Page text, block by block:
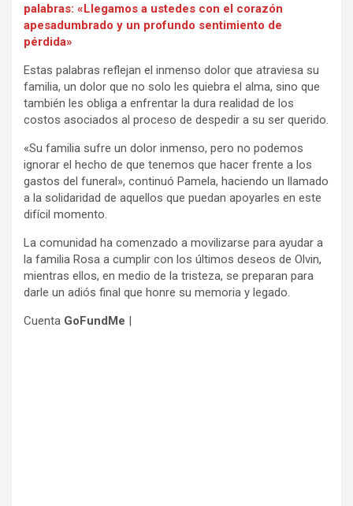
palabras: «Llegamos a ustedes con el corazón
apesadumbrado y un profundo sentimiento de
pérdida»
Estas palabras reflejan el inmenso dolor que atraviesa su
familia, un dolor que no solo les quiebra el alma, sino que
también les obliga a enfrentar la dura realidad de los
costos asociados al proceso de despedir a su ser querido.
«Su familia sufre un dolor inmenso, pero no podemos
ignorar el hecho de que tenemos que hacer frente a los
gastos del funeral», continuó Pamela, haciendo un llamado
a la solidaridad de aquellos que puedan apoyarles en este
difícil momento.
La comunidad ha comenzado a movilizarse para ayudar a
la familia Rosa a cumplir con los últimos deseos de Olvin,
mientras ellos, en medio de la tristeza, se preparan para
darle un adiós final que honre su memoria y legado.
Cuenta GoFundMe |